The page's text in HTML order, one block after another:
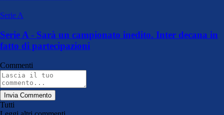
Serie A
Serie A - Sarà un campionato inedito. Inter decana in
fatto di partecipazioni
Commenti
Invia Commento
Tutti